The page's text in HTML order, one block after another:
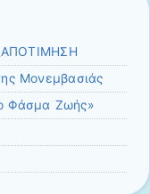
Μονεμβασιάς
Φάσμα Ζωής»